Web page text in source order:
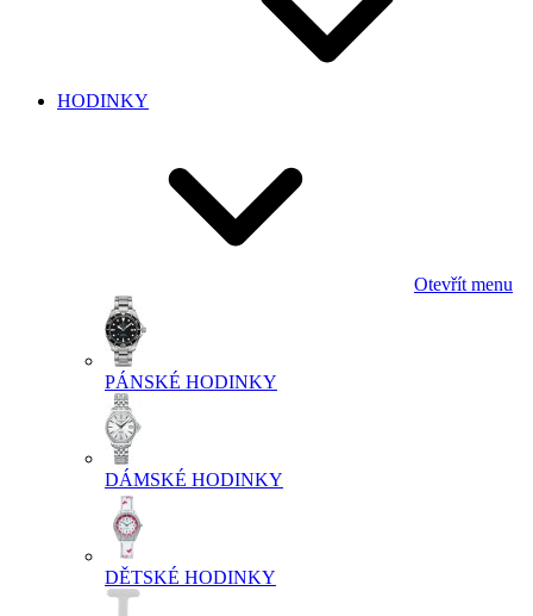
HODINKY
Otevřít menu
PÁNSKÉ HODINKY
DÁMSKÉ HODINKY
DĚTSKÉ HODINKY